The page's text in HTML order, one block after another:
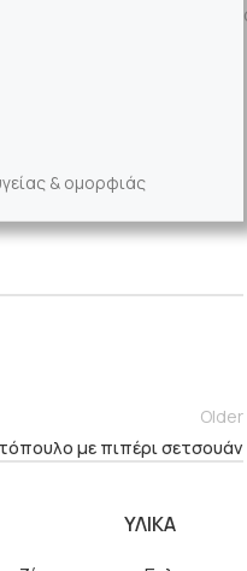
& ομορφιάς
Older
με πιπέρι σετσουάν
ΥΛΙΚΑ